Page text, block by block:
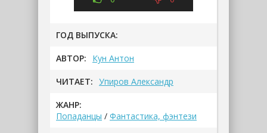
ГОД ВЫПУСКА:
АВТОР: Кун Антон
ЧИТАЕТ: Упиров Александр
ЖАНР:
Попаданцы / Фантастика, фэнтези